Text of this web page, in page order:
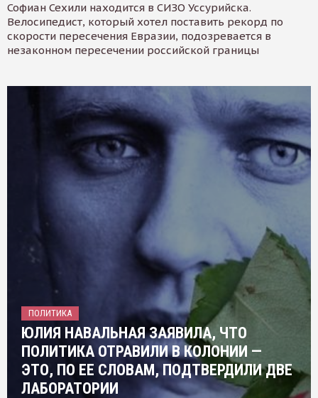
Софиан Сехили находится в СИЗО Уссурийска.
Велосипедист, который хотел поставить рекорд по
скорости пересечения Евразии, подозревается в
незаконном пересечении российской границы
ПОЛИТИКА
ЮЛИЯ НАВАЛЬНАЯ ЗАЯВИЛА, ЧТО
ПОЛИТИКА ОТРАВИЛИ В КОЛОНИИ —
ЭТО, ПО ЕЕ СЛОВАМ, ПОДТВЕРДИЛИ ДВЕ
ЛАБОРАТОРИИ